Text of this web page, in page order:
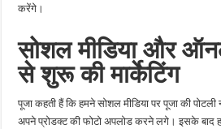
करेंगे।
सोशल मीडिया और
से शुरू की मार्केटिंग
पूजा कहती हैं कि हमने सोशल मीडिया पर पूजा की
अपने प्रोडक्ट की फोटो अपलोड करने लगे। इसके